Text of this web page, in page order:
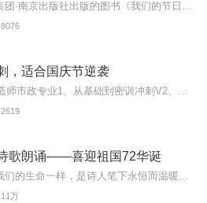
8076
，适合国庆节逆袭
2619
歌朗诵——喜迎祖国72华诞
11万